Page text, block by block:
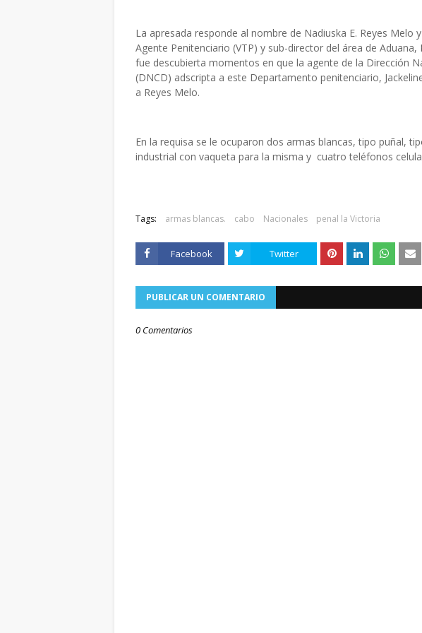
La apresada responde al nombre de Nadiuska E. Reyes
Agente Penitenciario (VTP) y sub-director del área de
fue descubierta momentos en que la agente de la Dirección
(DNCD) adscripta a este Departamento penitenciario,
a Reyes Melo.
En la requisa se le ocuparon dos armas blancas, tipo puñal,
industrial con vaqueta para la misma y cuatro teléfonos
Tags: armas blancas. cabo Nacionales penal la Victoria
Facebook Twitter
PUBLICAR UN COMENTARIO
0 Comentarios